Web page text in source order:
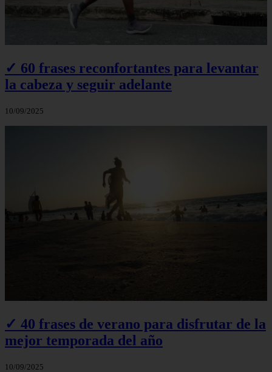
✓ 60 frases reconfortantes para levantar
la cabeza y seguir adelante
10/09/2025
✓ 40 frases de verano para disfrutar de la
mejor temporada del año
10/09/2025